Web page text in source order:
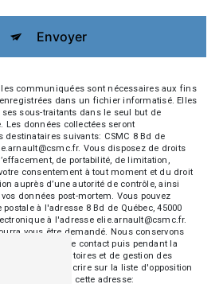
Envoyer
communiquées sont nécessaires aux fins
dans un fichier informatisé. Elles
ses sous-traitants dans le seul but de
Les données collectées seront
suivants: CSMC 8 Bd de
Vous disposez de droits
de portabilité, de limitation,
consentement à tout moment et du droit
auprès d’une autorité de contrôle, ainsi
données post-mortem. Vous pouvez
à l'adresse 8 Bd de Québec, 45000
à l'adresse elie.arnault@csmc.fr.
vous être demandé. Nous conservons
de prise de contact puis pendant la
aux fins probatoires et de gestion des
droit de vous inscrire sur la liste d'opposition
disponible à cette adresse: